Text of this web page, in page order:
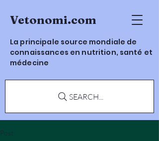
Vetonomi.com
La principale source mondiale de
connaissances en nutrition, santé et
médecine
SEARCH...
Post